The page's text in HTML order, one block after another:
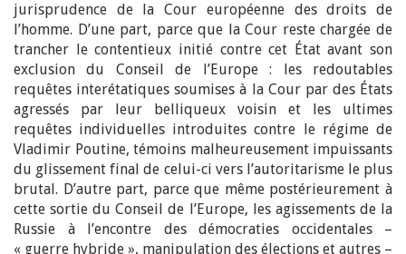
jurisprudence de la Cour européenne des droits de
l’homme. D’une part, parce que la Cour reste chargée de
trancher le contentieux initié contre cet État avant son
exclusion du Conseil de l’Europe : les redoutables
requêtes interétatiques soumises à la Cour par des États
agressés par leur belliqueux voisin et les ultimes
requêtes individuelles introduites contre le régime de
Vladimir Poutine, témoins malheureusement impuissants
du glissement final de celui-ci vers l’autoritarisme le plus
brutal. D’autre part, parce que même postérieurement à
cette sortie du Conseil de l’Europe, les agissements de la
Russie à l’encontre des démocraties occidentales –
« guerre hybride », manipulation des élections et autres –